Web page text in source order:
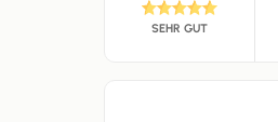
SEHR GUT